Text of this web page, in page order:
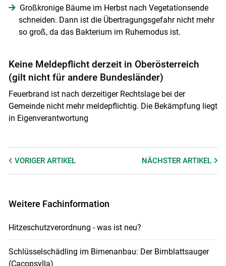
Großkronige Bäume im Herbst nach Vegetationsende
schneiden. Dann ist die Übertragungsgefahr nicht mehr
so groß, da das Bakterium im Ruhemodus ist.
Keine Meldepflicht derzeit in Oberösterreich
(gilt nicht für andere Bundesländer)
Feuerbrand ist nach derzeitiger Rechtslage bei der
Gemeinde nicht mehr meldepflichtig. Die Bekämpfung liegt
in Eigenverantwortung
VORIGER ARTIKEL NÄCHSTERARTIKEL
Weitere Fachinformation
Hitzeschutzverordnung - was ist neu?
Schlüsselschädling im Birnenanbau: Der Birnblattsauger
(Cacopsylla)